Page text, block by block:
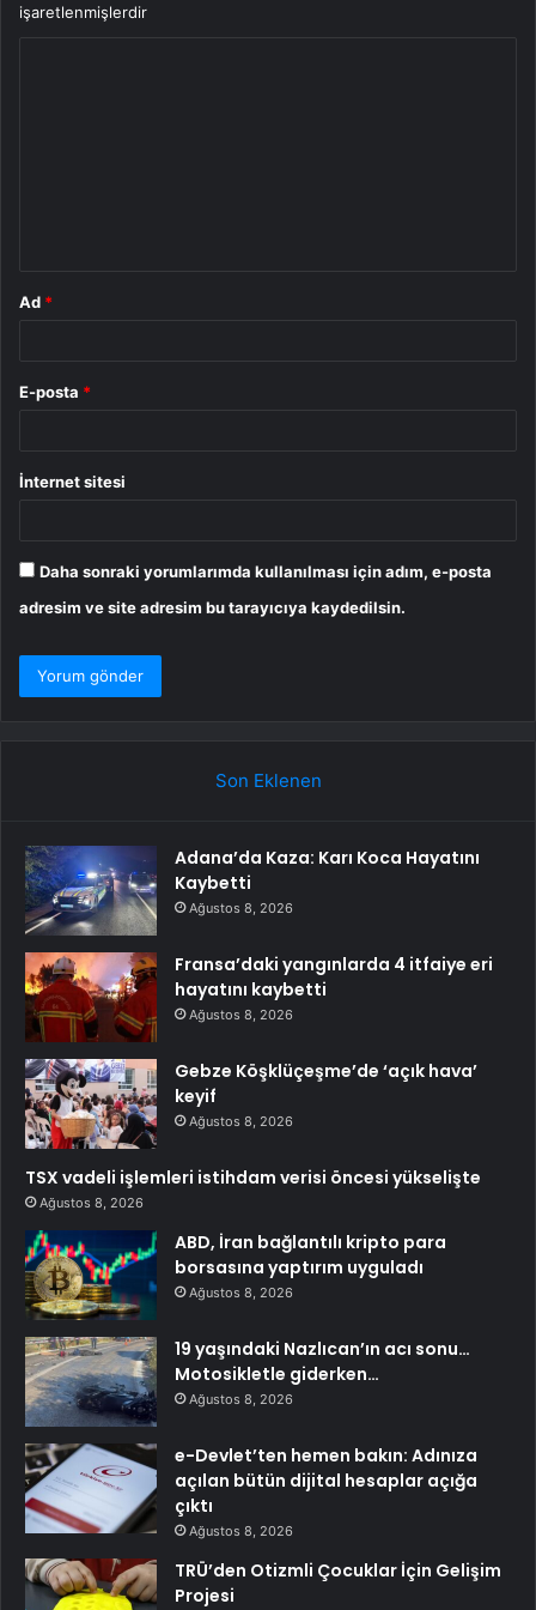
işaretlenmişlerdir
Ad *
E-posta *
İnternet sitesi
Daha sonraki yorumlarımda kullanılması için adım, e-posta
adresim ve site adresim bu tarayıcıya kaydedilsin.
Son Eklenen
Adana’da Kaza: Karı Koca Hayatını
Kaybetti
Ağustos 8, 2026
Fransa’daki yangınlarda 4 itfaiye eri
hayatını kaybetti
Ağustos 8, 2026
Gebze Köşklüçeşme’de ‘açık hava’
keyif
Ağustos 8, 2026
TSX vadeli işlemleri istihdam verisi öncesi yükselişte
Ağustos 8, 2026
ABD, İran bağlantılı kripto para
borsasına yaptırım uyguladı
Ağustos 8, 2026
19 yaşındaki Nazlıcan’ın acı sonu…
Motosikletle giderken…
Ağustos 8, 2026
e-Devlet’ten hemen bakın: Adınıza
açılan bütün dijital hesaplar açığa
çıktı
Ağustos 8, 2026
TRÜ’den Otizmli Çocuklar İçin Gelişim
Projesi